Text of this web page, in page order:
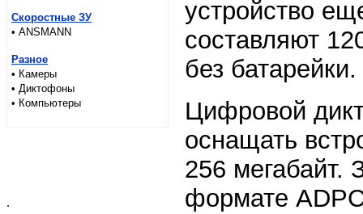
Скоростные ЗУ
• ANSMANN
Разное
• Камеры
• Диктофоны
• Компьютеры
.
устройство
составляют
без батарейки.
Цифровой
оснащать
256 мегабайт.
формате